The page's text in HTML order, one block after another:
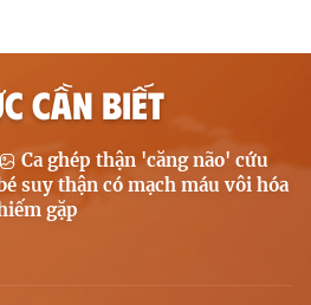
CẦN BIẾT
Ca ghép thận 'căng não' cứu
suy thận có mạch máu vôi hóa
gặp